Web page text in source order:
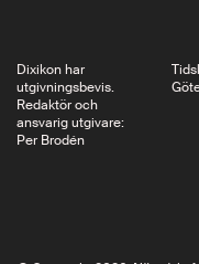
Dixikon har
utgivningsbevis.
Redaktör och
ansvarig utgivare:
Per Brodén